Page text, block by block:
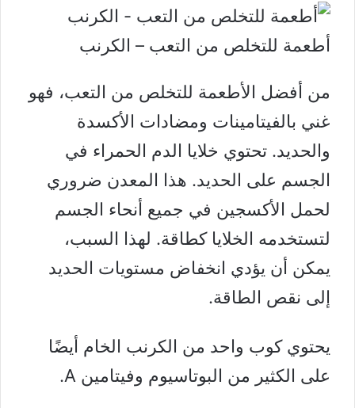
أطعمة للتخلص من التعب – الكرنب
من أفضل الأطعمة للتخلص من التعب، فهو
غني بالفيتامينات ومضادات الأكسدة
والحديد. تحتوي خلايا الدم الحمراء في
الجسم على الحديد. هذا المعدن ضروري
لحمل الأكسجين في جميع أنحاء الجسم
لتستخدمه الخلايا كطاقة. لهذا السبب،
يمكن أن يؤدي انخفاض مستويات الحديد
إلى نقص الطاقة.
يحتوي كوب واحد من الكرنب الخام أيضًا
على الكثير من البوتاسيوم وفيتامين A.